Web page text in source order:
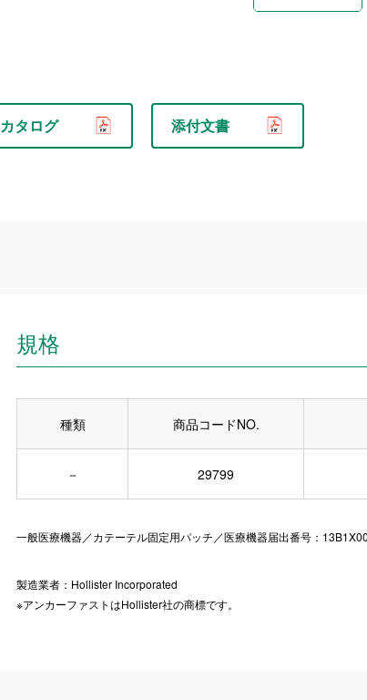
カタログ 添付文書
規格
種類 商品コードNO.
－ 29799
一般医療機器／カテーテル固定用パッチ／医療機器届出番号：
製造業者：Hollister Incorporated
※アンカーファストはHollister社の商標です。